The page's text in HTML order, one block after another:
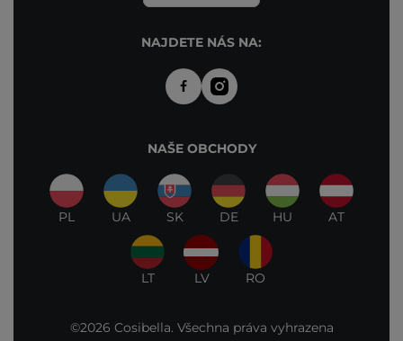
NAJDETE NÁS NA:
NAŠE OBCHODY
PL UA SK DE HU AT
LT LV RO
©2026 Cosibella. Všechna práva vyhrazena